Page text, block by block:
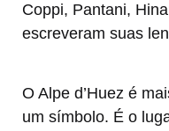
Coppi, Pantani,
escreveram suas
O Alpe d’Huez é
um símbolo. É o